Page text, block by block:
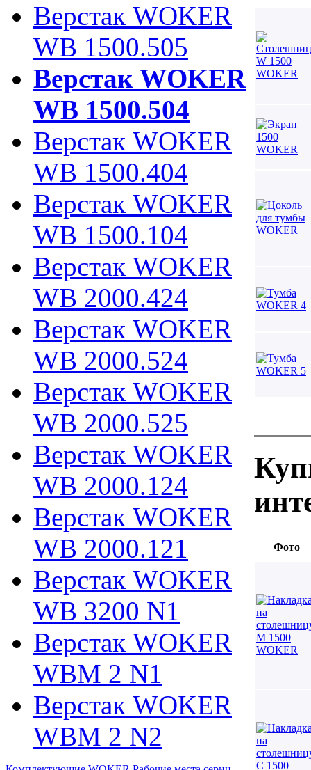
Верстак WOKER
WB 1500.505
Верстак WOKER
WB 1500.504
Верстак WOKER
WB 1500.404
Верстак WOKER
WB 1500.104
Верстак WOKER
WB 2000.424
Верстак WOKER
WB 2000.524
Верстак WOKER
WB 2000.525
Верстак WOKER
WB 2000.124
Верстак WOKER
WB 2000.121
Верстак WOKER
WB 3200 N1
Верстак WOKER
WBM 2 N1
Верстак WOKER
WBM 2 N2
Фото